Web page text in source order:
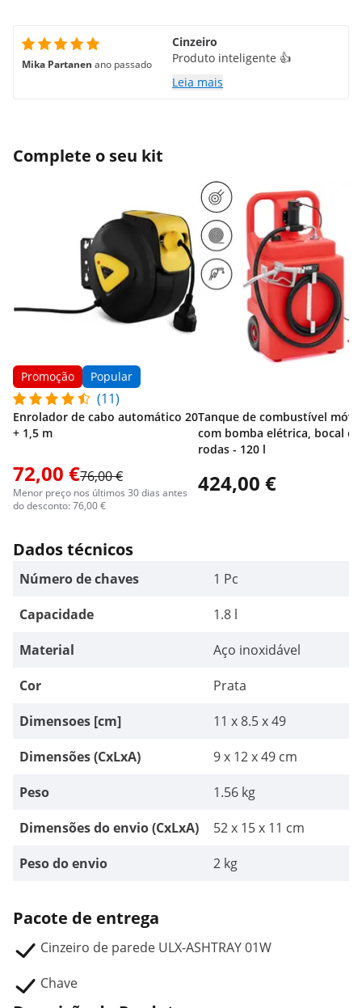
Mika Partanen ano passado
Cinzeiro
Produto inteligente 👍
Leia mais
Complete o seu kit
Promoção Popular
(11)
Enrolador de cabo automático 20
+ 1,5 m
72,00 €76,00 €
Menor preço nos últimos 30 dias antes
do desconto: 76,00 €
Tanque de combustível
com bomba elétrica, bocal e
rodas - 120 l
424,00 €
Dados técnicos
Número de chaves
1 Pc
Capacidade
1.8 l
Material
Aço inoxidável
Cor
Prata
Dimensoes [cm]
11 x 8.5 x 49
Dimensões (CxLxA)
9 x 12 x 49 cm
Peso
1.56 kg
Dimensões do envio (CxLxA)
52 x 15 x 11 cm
Peso do envio
2 kg
Pacote de entrega
Cinzeiro de parede ULX-ASHTRAY 01W
Chave